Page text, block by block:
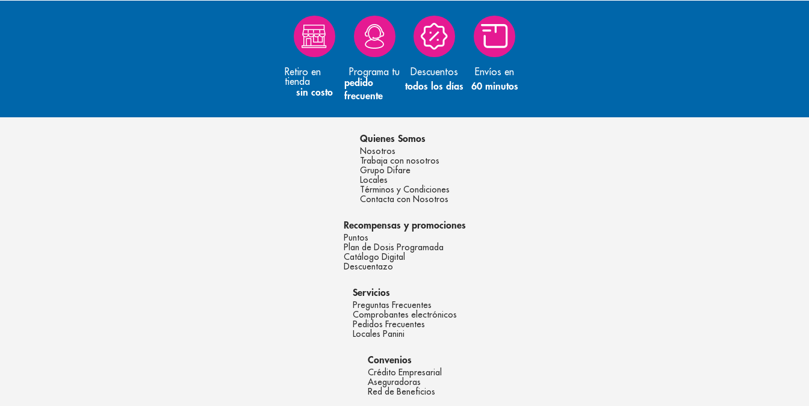
Retiro en
tienda
sin costo
Programa tu
pedido
frecuente
Descuentos
todos los días
Envíos en
60 minutos
Quienes Somos
Nosotros
Trabaja con nosotros
Grupo Difare
Locales
Términos y Condiciones
Contacta con Nosotros
Recompensas y promociones
Puntos
Plan de Dosis Programada
Catálogo Digital
Descuentazo
Servicios
Preguntas Frecuentes
Comprobantes electrónicos
Pedidos Frecuentes
Locales Panini
Convenios
Crédito Empresarial
Aseguradoras
Red de Beneficios